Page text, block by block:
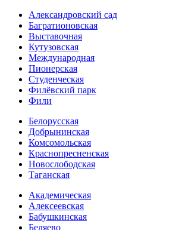
Александ­ровский сад
Багратионовская
Выставочная
Кутузовская
Международная
Пионерская
Студенческая
Филёвский парк
Фили
Белорусская
Добрынинская
Комсо­мольская
Краснопресненская
Новослободская
Таганская
Академическая
Алексеевская
Бабушкинская
Беляево